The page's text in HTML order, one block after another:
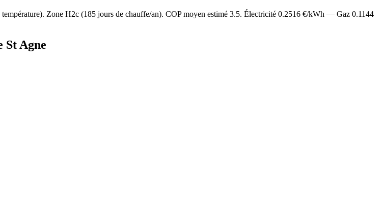
). Zone H2c (185 jours de chauffe/an). COP moyen estimé 3.5. Électricité 0.2516 €/kWh — Gaz 0.1144
St Agne